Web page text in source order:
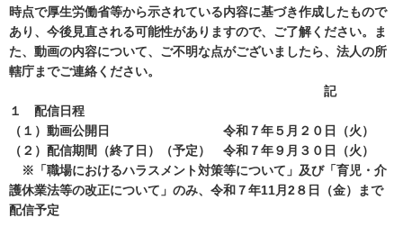
時点で厚生労働省等から示されている内容に基づき作成したもので
あり、今後見直される可能性がありますので、ご了解ください。ま
た、動画の内容について、ご不明な点がございましたら、法人の所
轄庁までご連絡ください。
記
１ 配信日程
（１）動画公開日 令和７年５月２０日（火）
（２）配信期間（終了日）（予定） 令和７年９月３０日（火）
※「職場におけるハラスメント対策等について 」及び「育児・介
護休業法等の改正について」のみ、令和７年11月2８日（金）
まで
配信予定